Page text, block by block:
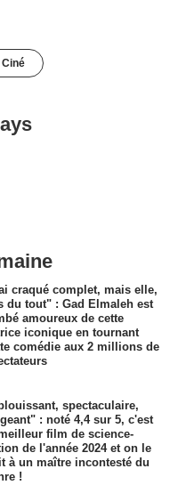
craqué complet, mais elle,
du tout" : Gad Elmaleh est
amoureux de cette
iconique en tournant
comédie aux 2 millions de
spectaculaire,
: noté 4,4 sur 5, c'est
film de science-
de l'année 2024 et on le
à un maître incontesté du
!